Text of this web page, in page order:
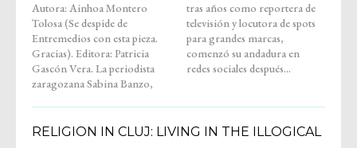
Autora: Ainhoa Montero
Tolosa (Se despide de
Entremedios con esta pieza.
Gracias). Editora: Patricia
Gascón Vera. La periodista
zaragozana Sabina Banzo,
tras años como reportera de
televisión y locutora de spots
para grandes marcas,
comenzó su andadura en
redes sociales después...
RELIGION IN CLUJ: LIVING IN THE ILLOGICAL